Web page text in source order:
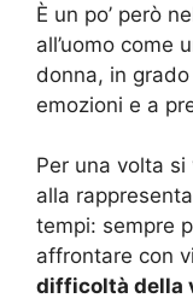
È un po’ però
all’uomo come
donna, in
emozioni e a
Per una volta
alla
tempi: sempre
affrontare con
difficoltà della